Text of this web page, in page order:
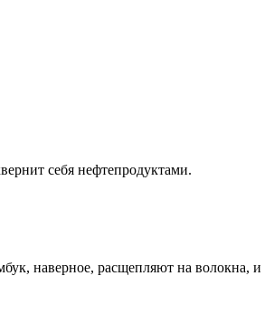
себя нефтепродуктами.
наверное, расщепляют на волокна, и